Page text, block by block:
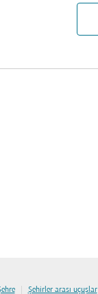
| Şehirler arası uçuşlar